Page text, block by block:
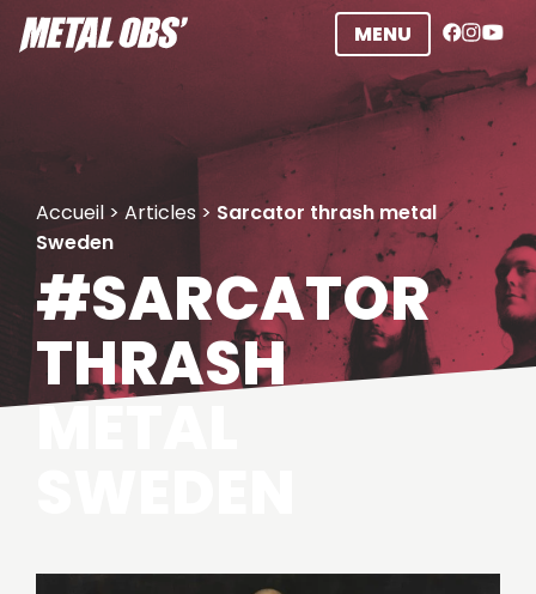
Aller
au
MENU
Accueil > Articles > Sarcator thrash metal
Sweden
#SARCATOR
THRASH
METAL